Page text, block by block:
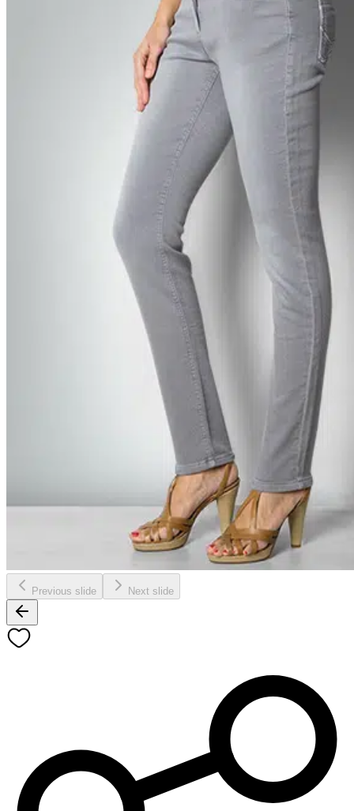
Previous slide Next slide